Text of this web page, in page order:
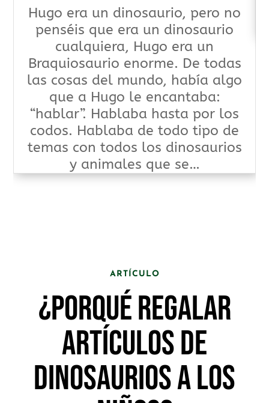
Hugo era un dinosaurio, pero no
penséis que era un dinosaurio
cualquiera, Hugo era un
Braquiosaurio enorme. De todas
las cosas del mundo, había algo
que a Hugo le encantaba:
“hablar”. Hablaba hasta por los
codos. Hablaba de todo tipo de
temas con todos los dinosaurios
y animales que se…
ARTÍCULO
¿PORQUÉ REGALAR
ARTÍCULOS DE
DINOSAURIOS A LOS